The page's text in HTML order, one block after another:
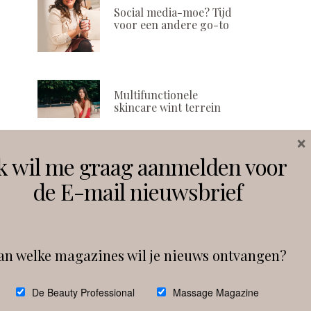
Social media-moe? Tijd
voor een andere go-to
Multifunctionele
skincare wint terrein
Volg ons
Follow on Instagram
wil me graag aanmelden voor
de E-mail nieuwsbrief
welke magazines wil je nieuws ontvangen?
De Beauty Professional Massage Magazine
×